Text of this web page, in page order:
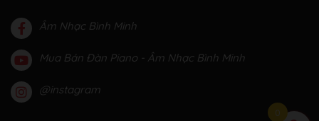
Âm Nhạc Bình Minh
Mua Bán Đàn Piano - Âm Nhạc Bình Minh
@instagram
0